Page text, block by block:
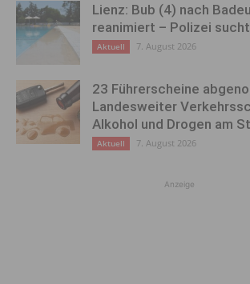
Lienz: Bub (4) nach
reanimiert – Polizei
Aktuell 7. August 2026
23 Führerscheine
Landesweiter
Alkohol und Drogen am
Aktuell 7. August 2026
Anzeige